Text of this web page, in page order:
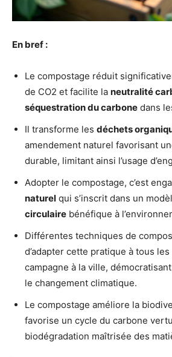
En bref :
Le compostage réduit
de CO2 et facilite la neutralité
séquestration du carbone dans
Il transforme les déchets
amendement naturel favorisant
durable, limitant ainsi l’usage
Adopter le compostage, c’est
naturel qui s’inscrit dans un
circulaire bénéfique à
Différentes techniques de
d’adapter cette pratique à tous
campagne à la ville,
le changement climatique.
Le compostage améliore la
favorise un cycle du carbone
biodégradation maîtrisée des